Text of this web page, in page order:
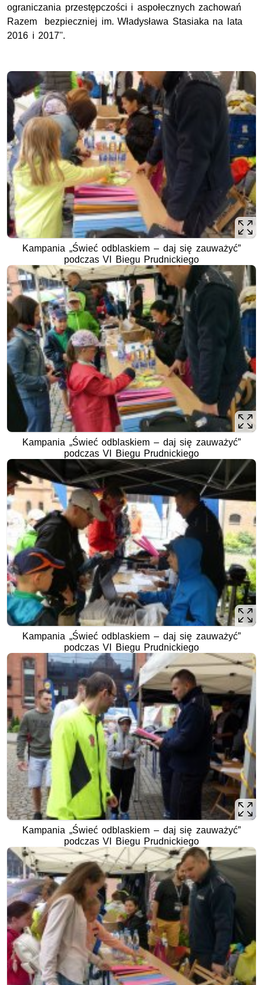
ograniczania przestępczości i aspołecznych zachowań
Razem bezpieczniej im. Władysława Stasiaka na lata
2016 i 2017''.
Kampania „Świeć odblaskiem – daj się zauważyć”
podczas VI Biegu Prudnickiego
Kampania „Świeć odblaskiem – daj się zauważyć”
podczas VI Biegu Prudnickiego
Kampania „Świeć odblaskiem – daj się zauważyć”
podczas VI Biegu Prudnickiego
Kampania „Świeć odblaskiem – daj się zauważyć”
podczas VI Biegu Prudnickiego